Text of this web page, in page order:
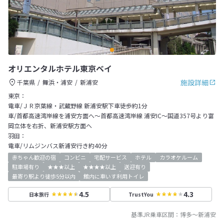
オリエンタルホテル東京ベイ
施設詳細
千葉県 舞浜・浦安
新浦安
東京：
電車/ＪＲ京葉線・武蔵野線 新浦安駅下車徒歩約1分
車/首都高速湾岸線を浦安方面へ～首都高速湾岸線 浦安IC～国道357号より富
岡立体を右折、新浦安駅方面へ
羽田：
電車/リムジンバス新浦安行き約40分
赤ちゃん歓迎の宿 コンビニ 宅配サービス ホテル
カラオケルーム
駐車場有り
★★★以上 ★★★★以上
送迎有り
最寄り駅より徒歩5分以内
館内に車いす利用トイレ
日本旅行 4.5 TrustYou 4.3
基準JR乗車区間： 博多～新浦安